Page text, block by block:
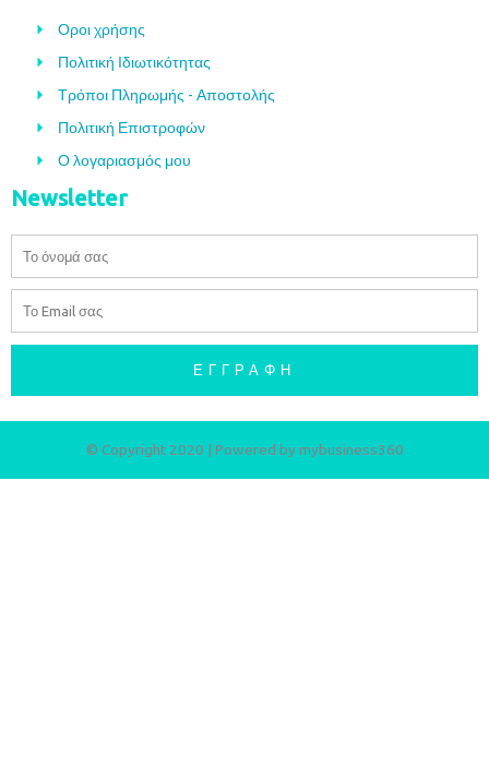
Οροι χρήσης
Πολιτική Ιδιωτικότητας
Τρόποι Πληρωμής - Αποστολής
Πολιτική Επιστροφών
Ο λογαριασμός μου
Newsletter
ΕΓΓΡΑΦΉ
© Copyright 2020 | Powered bymybusiness360​